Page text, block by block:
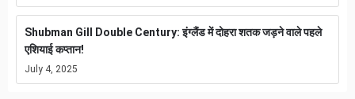
Shubman Gill Double Century: इंग्लैंड में दोहरा शतक जड़ने वाले पहले
एशियाई कप्तान!
July 4, 2025